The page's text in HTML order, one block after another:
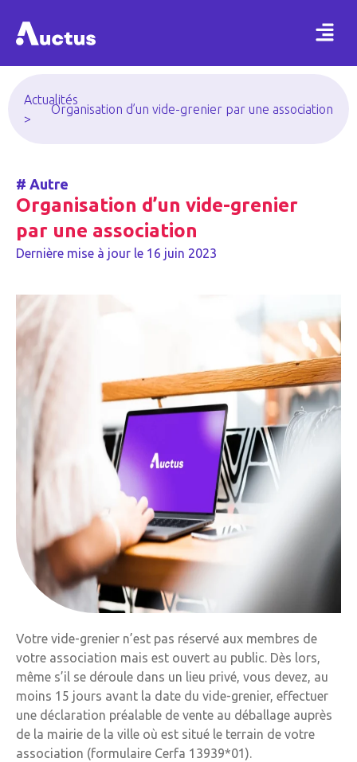
Actualités
>
Organisation d’un vide-grenier par une association
# Autre
Organisation d’un vide-grenier
par une association
Dernière mise à jour le 16 juin 2023
Votre vide-grenier n’est pas réservé aux membres de
votre association mais est ouvert au public. Dès lors,
même s’il se déroule dans un lieu privé, vous devez, au
moins 15 jours avant la date du vide-grenier, effectuer
une déclaration préalable de vente au déballage auprès
de la mairie de la ville où est situé le terrain de votre
association (formulaire Cerfa 13939*01).